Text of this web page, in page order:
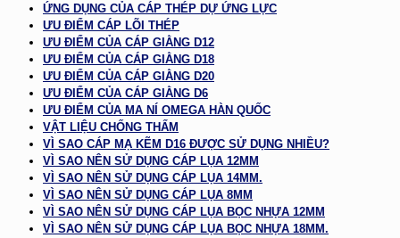
ỨNG DỤNG CỦA CÁP THÉP DỰ ỨNG LỰC
ƯU ĐIỂM CÁP LÕI THÉP
ƯU ĐIỂM CỦA CÁP GIẰNG D12
ƯU ĐIỂM CỦA CÁP GIẰNG D18
ƯU ĐIỂM CỦA CÁP GIẰNG D20
ƯU ĐIỂM CỦA CÁP GIẰNG D6
ƯU ĐIỂM CỦA MA NÍ OMEGA HÀN QUỐC
VẬT LIỆU CHỐNG THẤM
VÌ SAO CÁP MẠ KẼM D16 ĐƯỢC SỬ DỤNG NHIỀU?
VÌ SAO NÊN SỬ DỤNG CÁP LỤA 12MM
VÌ SAO NÊN SỬ DỤNG CÁP LỤA 14MM.
VÌ SAO NÊN SỬ DỤNG CÁP LỤA 8MM
VÌ SAO NÊN SỬ DỤNG CÁP LỤA BỌC NHỰA 12MM
VÌ SAO NÊN SỬ DỤNG CÁP LỤA BỌC NHỰA 18MM.